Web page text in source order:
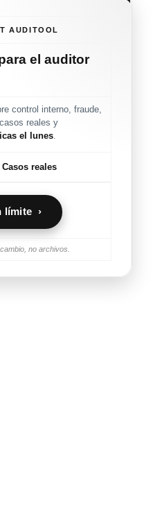
AUDITOOL
el auditor
control interno, fraude,
reales y
el lunes.
Casos reales
límite ›
no archivos.